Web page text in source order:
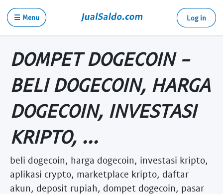
☰ Menu Log in
DOMPET DOGECOIN -
BELI DOGECOIN, HARGA
DOGECOIN, INVESTASI
KRIPTO, ...
beli dogecoin, harga dogecoin, investasi kripto,
aplikasi crypto, marketplace kripto, daftar
akun, deposit rupiah, dompet dogecoin, pasar